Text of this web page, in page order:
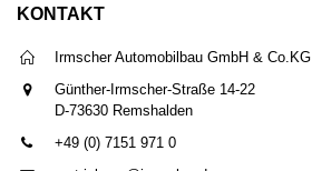
KONTAKT
Irmscher Automobilbau GmbH & Co.KG
Günther-Irmscher-Straße 14-22
D-73630 Remshalden
+49 (0) 7151 971 0